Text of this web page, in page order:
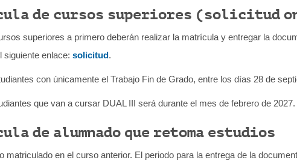
de cursos superiores (solicitud
superiores a primero deberán realizar la matrícula y entregar la
siguiente enlace: solicitud.
con únicamente el Trabajo Fin de Grado, entre los días 28 de
que van a cursar DUAL III será durante el mes de febrero de 2027.
de alumnado que retoma estudios
matriculado en el curso anterior. El periodo para la entrega de la